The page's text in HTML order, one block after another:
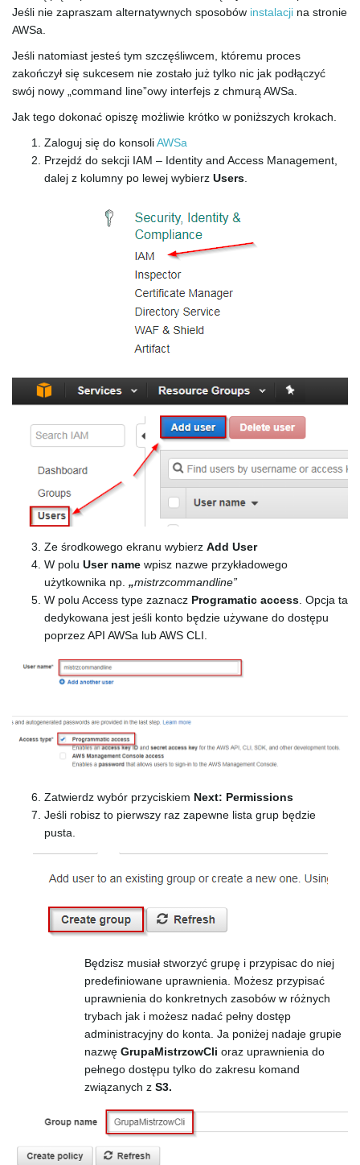
a
Jeśli nie zapraszam alternatywnych sposobów instalacji na stronie
AWSa.
Jeśli natomiast jesteś tym szczęśliwcem, któremu proces
zakończył się sukcesem nie zostało już tylko nic jak podłączyć
swój nowy „command line”owy interfejs z chmurą AWSa.
Jak tego dokonać opiszę możliwie krótko w poniższych krokach.
Zaloguj się do konsoliAWSa
Przejdź do sekcji IAM – Identity and Access Management,
dalej z kolumny po lewej wybierz Users
Ze środkowego ekranu wybierz Add User
W polu User name wpisz nazwe przykładowego
użytkownika np. „mistrzcommandline”
W polu Access type zaznacz Programatic access . Opcja ta
dedykowana jest jeśli konto będzie używane do dostępu
poprzez API AWSa lub AWS CLI.
Zatwierdz wybór przyciskiem Next: Permissions
Jeśli robisz to pierwszy raz zapewne lista grup będzie
pusta.
Będzisz musiał stworzyć grupę i przypisac do niej
predefiniowane uprawnienia. Możesz przypisać
uprawnienia do konkretnych zasobów w różnych
trybach jak i możesz nadać pełny dostęp
administracyjny do konta. Ja poniżej nadaje grupie
nazwę GrupaMistrzowCli oraz uprawnienia do
pełnego dostępu tylko do zakresu komand
związanych z S3.